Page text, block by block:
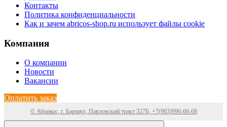
Контакты
Политика конфиденциальности
Как и зачем abricos-shop.ru использует файлы cookie
Компания
О компании
Новости
Вакансии
Оплатить заказ
© Абрикос, г. Барнаул, Павловский тракт 327Б, +7(903)996-66-68